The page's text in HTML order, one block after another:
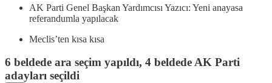
AK Parti Genel Başkan Yardımcısı Yazıcı: Yeni anayasa
referandumla yapılacak
Meclis’ten kısa kısa
6 beldede ara seçim yapıldı, 4 beldede AK Parti
adayları seçildi